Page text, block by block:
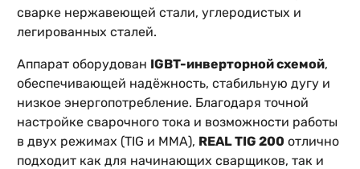
сварке нержавеющей стали, углеродистых и
легированных сталей.
Аппарат оборудован IGBT-инверторной схемой,
обеспечивающей надёжность, стабильную дугу и
низкое энергопотребление. Благодаря точной
настройке сварочного тока и возможности работы
в двух режимах (TIG и MMA), REAL TIG 200 отлично
подходит как для начинающих сварщиков, так и